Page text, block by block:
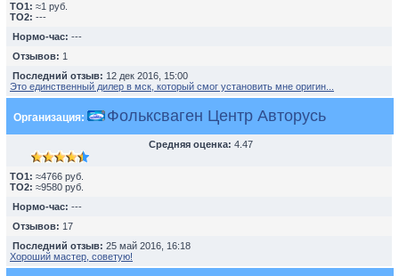
TO1: ≈1 руб.
TO2: ---
Нормо-час: ---
Отзывов: 1
Последний отзыв: 12 дек 2016, 15:00
Это единственный дилер в мск, который смог установить мне оригин...
Организация: Фольксваген Центр Авторусь
Средняя оценка: 4.47
TO1: ≈4766 руб.
TO2: ≈9580 руб.
Нормо-час: ---
Отзывов: 17
Последний отзыв: 25 май 2016, 16:18
Хороший мастер, советую!